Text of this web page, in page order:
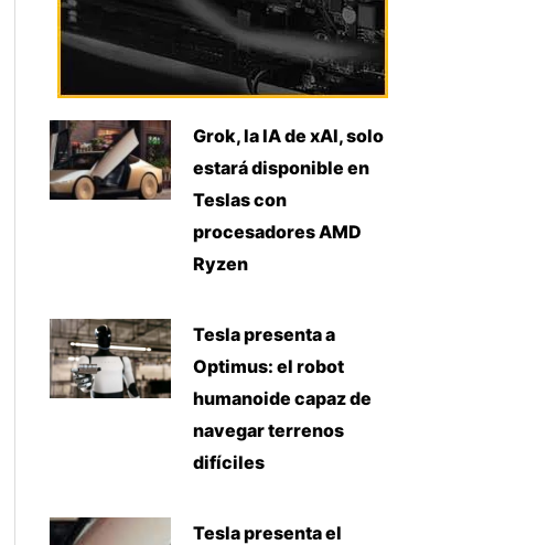
Grok, la IA de xAI, solo
estará disponible en
Teslas con
procesadores AMD
Ryzen
Tesla presenta a
Optimus: el robot
humanoide capaz de
navegar terrenos
difíciles
Tesla presenta el